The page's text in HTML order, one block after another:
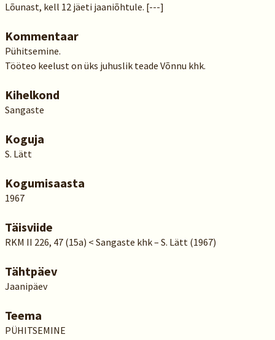
Lõunast, kell 12 jäeti jaaniõhtule. [---]
Kommentaar
Pühitsemine.
Tööteo keelust on üks juhuslik teade Võnnu khk.
Kihelkond
Sangaste
Koguja
S. Lätt
Kogumisaasta
1967
Täisviide
RKM II 226, 47 (15a) < Sangaste khk – S. Lätt (1967)
Tähtpäev
Jaanipäev
Teema
PÜHITSEMINE